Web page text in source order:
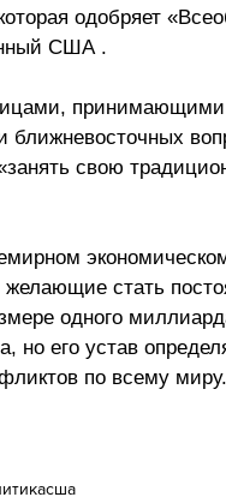
одобряет
США .
свою
желающие стать
одного
но его устав
по всему миру.
сша